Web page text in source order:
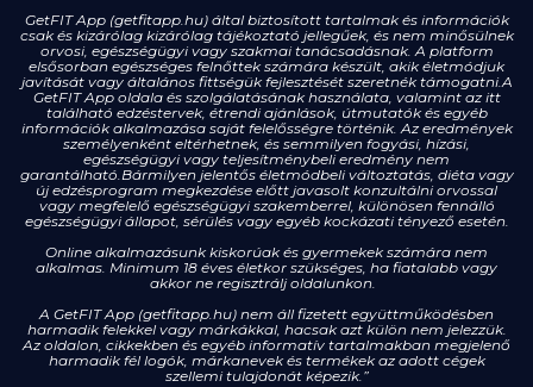
GetFIT App (getfitapp.hu) által biztosított tartalmak és információk
csak és kizárólag kizárólag tájékoztató jellegűek, és nem minősülnek
orvosi, egészségügyi vagy szakmai tanácsadásnak. A platform
elsősorban egészséges felnőttek számára készült, akik életmódjuk
javítását vagy általános fittségük fejlesztését szeretnék támogatni.A
GetFIT App oldala és szolgálatásának használata, valamint az itt
található edzéstervek, étrendi ajánlások, útmutatók és egyéb
információk alkalmazása saját felelősségre történik. Az eredmények
személyenként eltérhetnek, és semmilyen fogyási, hízási,
egészségügyi vagy teljesítménybeli eredmény nem
garantálható.Bármilyen jelentős életmódbeli változtatás, diéta vagy
új edzésprogram megkezdése előtt javasolt konzultálni orvossal
vagy megfelelő egészségügyi szakemberrel, különösen fennálló
egészségügyi állapot, sérülés vagy egyéb kockázati tényező esetén.
Online alkalmazásunk kiskorúak és gyermekek számára nem
alkalmas. Minimum 18 éves életkor szükséges, ha fiatalabb vagy
akkor ne regisztrálj oldalunkon.
A GetFIT App (getfitapp.hu) nem áll fizetett együttműködésben
harmadik felekkel vagy márkákkal, hacsak azt külön nem jelezzük.
Az oldalon, cikkekben és egyéb informatív tartalmakban megjelenő
harmadik fél logók, márkanevek és termékek az adott cégek
szellemi tulajdonát képezik.”